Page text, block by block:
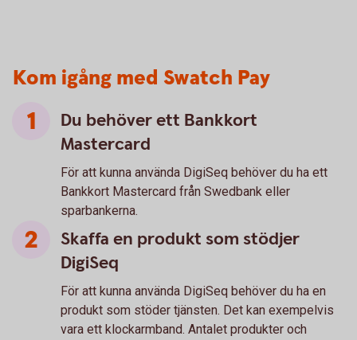
Kom igång med Swatch Pay
Du behöver ett Bankkort
Mastercard
För att kunna använda DigiSeq behöver du ha ett
Bankkort Mastercard från Swedbank eller
sparbankerna.
Skaffa en produkt som stödjer
DigiSeq
För att kunna använda DigiSeq behöver du ha en
produkt som stöder tjänsten. Det kan exempelvis
vara ett klockarmband. Antalet produkter och